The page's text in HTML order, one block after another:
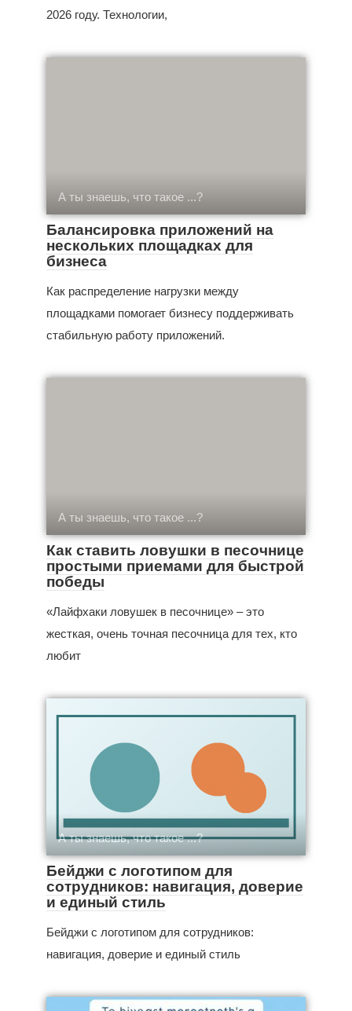
2026 году. Технологии,
А ты знаешь, что такое ...?
Балансировка приложений на
нескольких площадках для
бизнеса
Как распределение нагрузки между
площадками помогает бизнесу поддерживать
стабильную работу приложений.
А ты знаешь, что такое ...?
Как ставить ловушки в песочнице
простыми приемами для быстрой
победы
«Лайфхаки ловушек в песочнице» – это
жесткая, очень точная песочница для тех, кто
любит
А ты знаешь, что такое ...?
Бейджи с логотипом для
сотрудников: навигация, доверие
и единый стиль
Бейджи с логотипом для сотрудников:
навигация, доверие и единый стиль